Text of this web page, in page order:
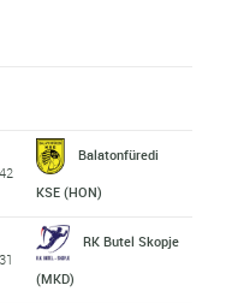
Balatonfüredi
KSE (HON)
RK Butel Skopje
(MKD)